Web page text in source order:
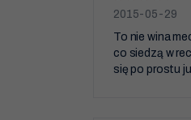
2015-05-29
To nie wina
co siedzą w
się po prostu